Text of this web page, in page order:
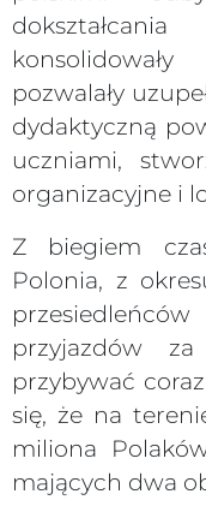
pozwalały
dydaktyczną
uczniami,
organizacyjne i
Z biegiem
Polonia, z
przyjazdów
przybywać
się, że na
miliona
mających dwa